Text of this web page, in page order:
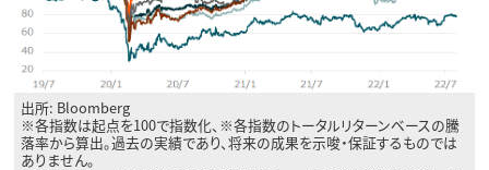
出所: Bloomberg
※各指数は起点を100で指数化、※各指数のトータルリターンベースの騰
落率から算出。過去の実績であり、将来の成果を示唆・保証するものでは
ありません。